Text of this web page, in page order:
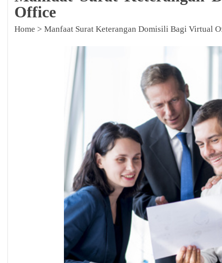
Office
Home > Manfaat Surat Keterangan Domisili Bagi Virtual